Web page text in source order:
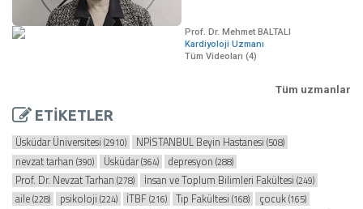
Prof. Dr. Mehmet BALTALI
Kardiyoloji Uzmanı
Tüm Videoları (4)
Tüm uzmanlar
ETİKETLER
Üsküdar Üniversitesi(2910) NPİSTANBUL Beyin Hastanesi (508)
nevzat tarhan(390) Üsküdar(364) depresyon (288)
Prof. Dr. Nevzat Tarhan(278) İnsan ve Toplum Bilimleri Fakültesi (249)
aile(228) psikoloji (224) İTBF(216) Tıp Fakültesi(168) çocuk(165)